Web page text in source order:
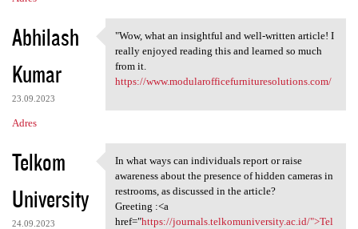
Abhilash
Kumar
23.09.2023
Adres
"Wow, what an insightful and
"Wow, what an insightful and well-written article! I
really enjoyed reading this and learned so much
from it.
https://www.modularofficefurnituresolutions.com/
Telkom
University
24.09.2023
In what ways can individuals
In what ways can individuals report or raise
awareness about the presence of hidden cameras in
restrooms, as discussed in the article?
Greeting :<a
href="https://journals.telkomuniversity.ac.id/">Tel